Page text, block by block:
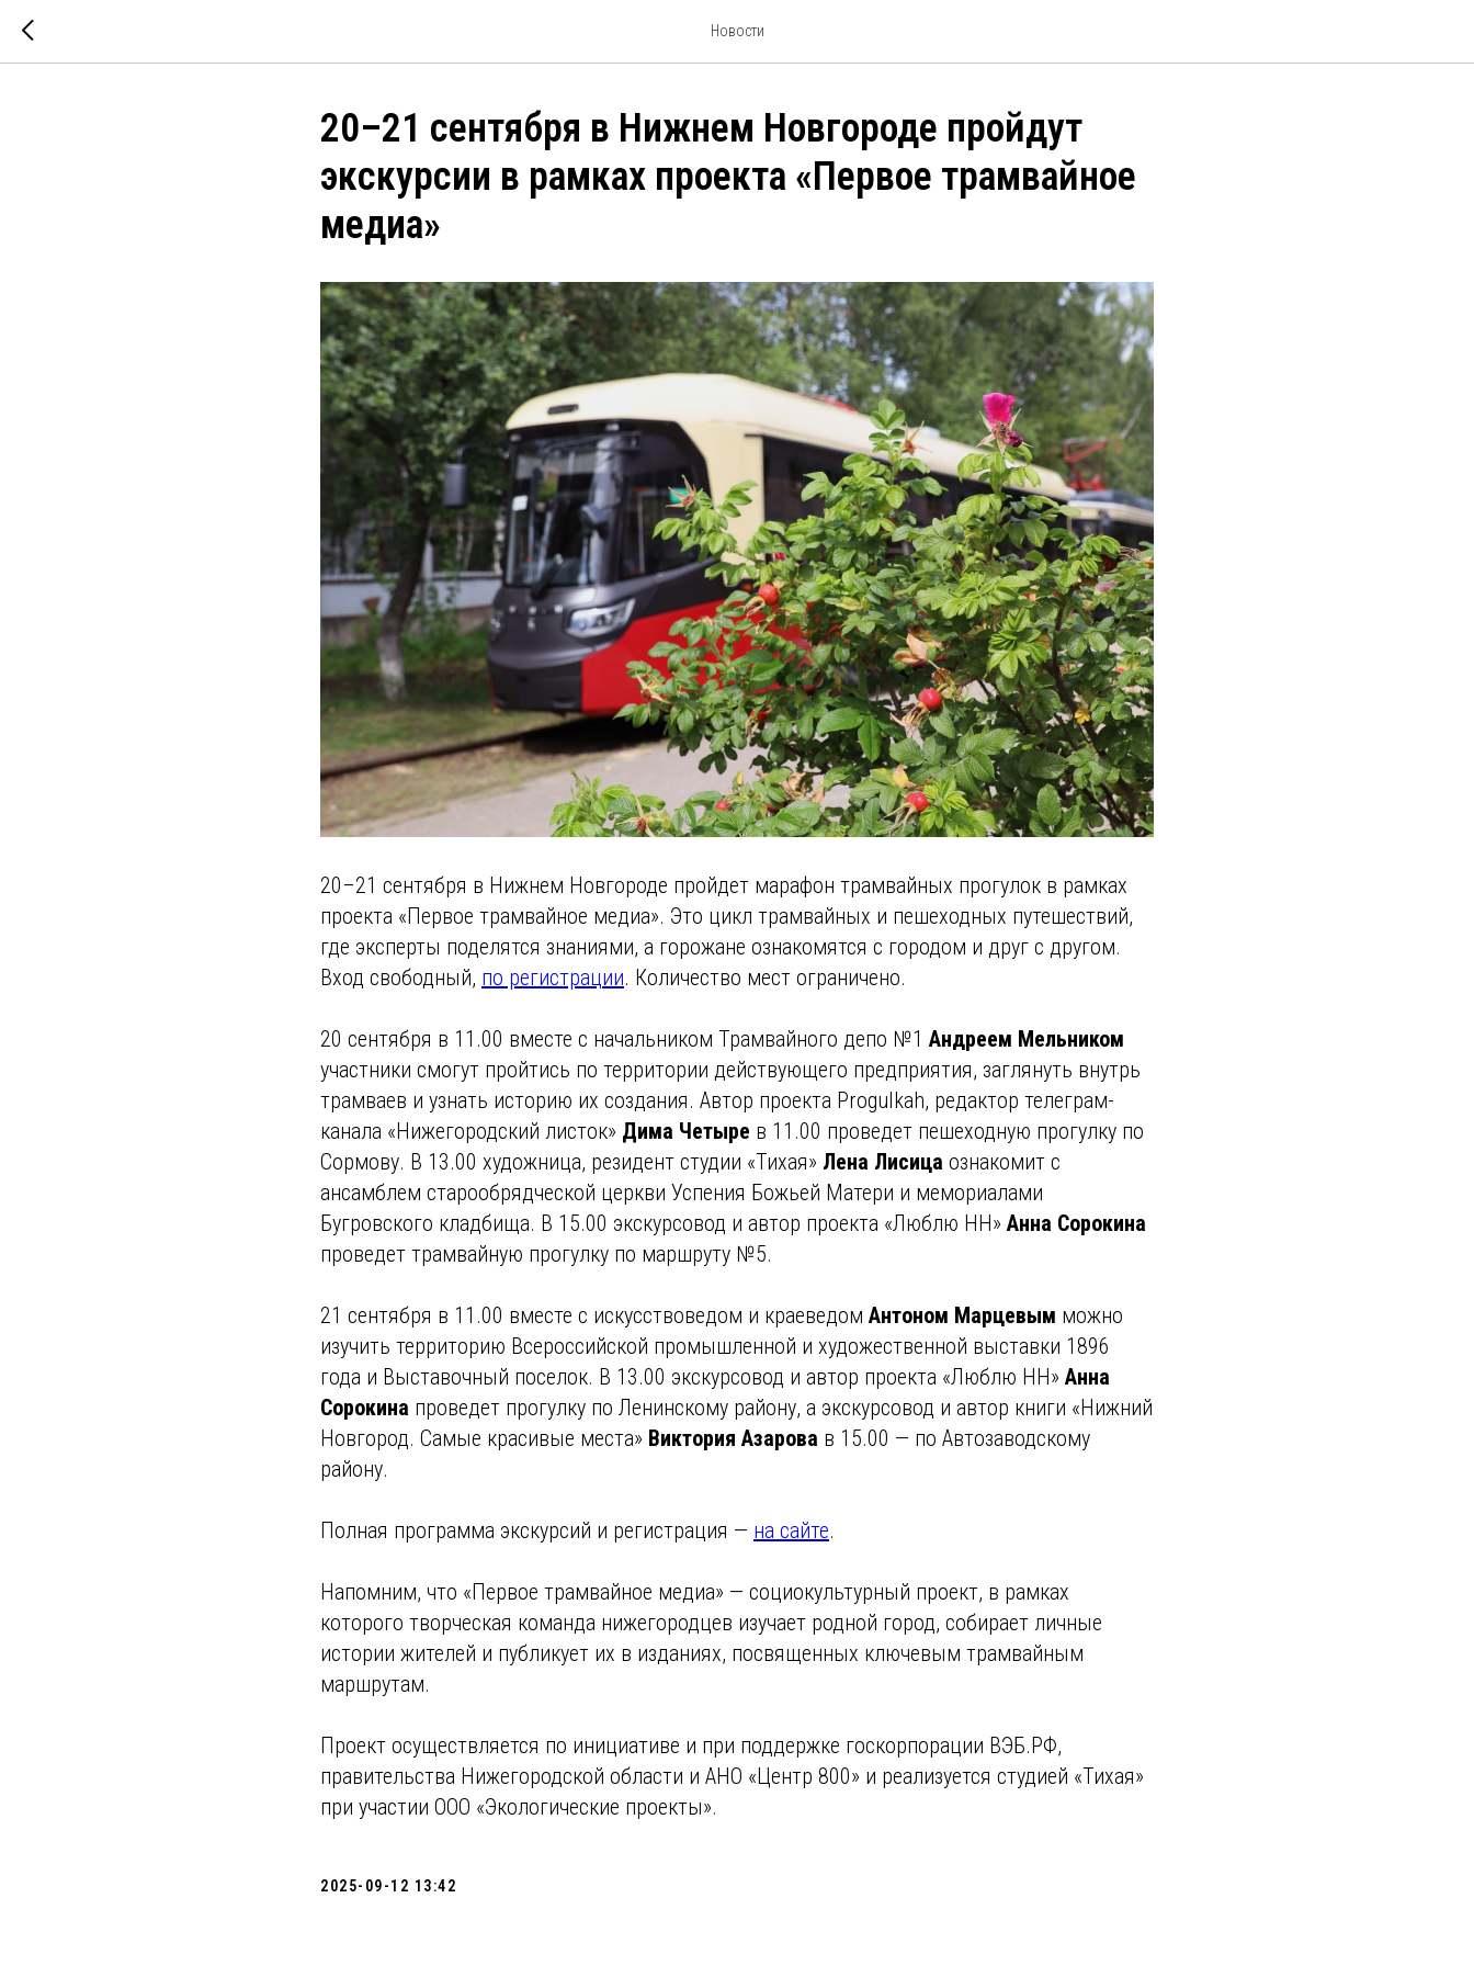
Новости
20–21 сентября в Нижнем Новгороде пройдут
экскурсии в рамках проекта «Первое трамвайное
медиа»
20–21 сентября в Нижнем Новгороде пройдет марафон трамвайных прогулок в рамках
проекта «Первое трамвайное медиа». Это цикл трамвайных и пешеходных путешествий,
где эксперты поделятся знаниями, а горожане ознакомятся с городом и друг с другом.
Вход свободный, по регистрации. Количество мест ограничено.
20 сентября в 11.00 вместе с начальником Трамвайного депо №1 Андреем Мельником
участники смогут пройтись по территории действующего предприятия, заглянуть внутрь
трамваев и узнать историю их создания. Автор проекта Progulkah, редактор телеграм-
канала «Нижегородский листок» Дима Четыре в 11.00 проведет пешеходную прогулку по
Сормову. В 13.00 художница, резидент студии «Тихая» Лена Лисица ознакомит с
ансамблем старообрядческой церкви Успения Божьей Матери и мемориалами
Бугровского кладбища. В 15.00 экскурсовод и автор проекта «Люблю НН» Анна Сорокина
проведет трамвайную прогулку по маршруту №5.
21 сентября в 11.00 вместе с искусствоведом и краеведом Антоном Марцевым можно
изучить территорию Всероссийской промышленной и художественной выставки 1896
года и Выставочный поселок. В 13.00 экскурсовод и автор проекта «Люблю НН» Анна
Сорокина проведет прогулку по Ленинскому району, а экскурсовод и автор книги «Нижний
Новгород. Самые красивые места» Виктория Азарова в 15.00 — по Автозаводскому
району.
Полная программа экскурсий и регистрация — на сайте.
Напомним, что «Первое трамвайное медиа» — социокультурный проект, в рамках
которого творческая команда нижегородцев изучает родной город, собирает личные
истории жителей и публикует их в изданиях, посвященных ключевым трамвайным
маршрутам.
Проект осуществляется по инициативе и при поддержке госкорпорации ВЭБ.РФ,
правительства Нижегородской области и АНО «Центр 800» и реализуется студией «Тихая»
при участии ООО «Экологические проекты».
2025-09-12 13:42